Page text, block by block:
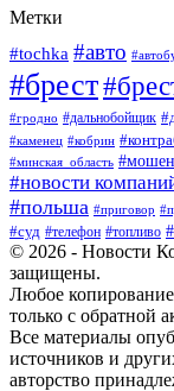
Метки
#tochka #авто
#брест
#гродно #дальнобойщик
#каменец #кобрин
#минская_область
#новости
#польша #приговор
#суд #телефон #топливо
© 2026 - Новости
защищены.
Любое копирование
только с обратной
Все материалы
источников и
авторство